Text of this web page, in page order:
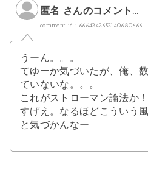
匿名 さんのコメント...
comment id : 6664242652140680666
うーん。。。
てゆーか気づいたが、俺、
ていないな。。。
これがストローマン論法か！
すげえ。なるほどこういう
と気づかんなー